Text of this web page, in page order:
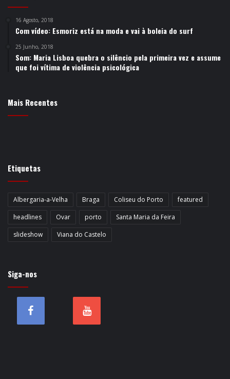
16 Agosto, 2018
Com vídeo: Esmoriz está na moda e vai à boleia do surf
25 Junho, 2018
Som: Maria Lisboa quebra o silêncio pela primeira vez e assume
que foi vítima de violência psicológica
Mais Recentes
Etiquetas
Albergaria-a-Velha Braga Coliseu do Porto
featured
headlines
Ovar porto
Santa Maria da Feira
slideshow
Viana do Castelo
Siga-nos